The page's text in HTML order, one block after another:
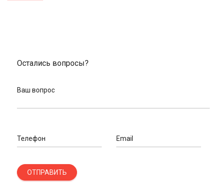
Остались вопросы?
Ваш вопрос
Телефон Email
ОТПРАВИТЬ